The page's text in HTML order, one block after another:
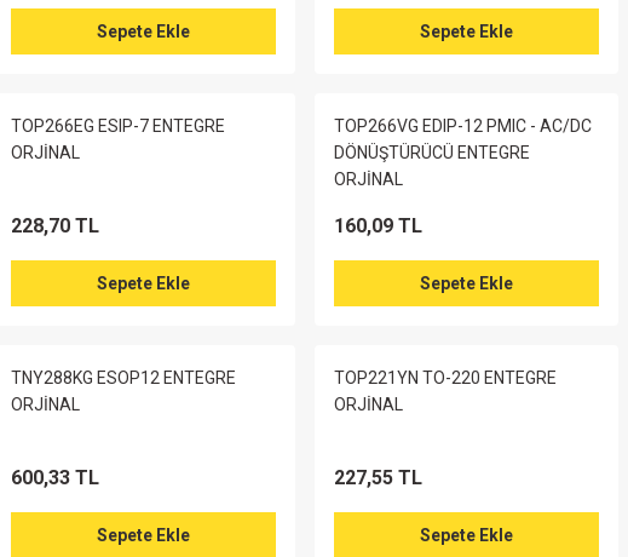
Sepete Ekle Sepete Ekle
TOP266EG ESIP-7 ENTEGRE
ORJİNAL
228,70 TL
Sepete Ekle
TOP266VG EDIP-12 PMIC - AC/DC
DÖNÜŞTÜRÜCÜ ENTEGRE
ORJİNAL
160,09 TL
Sepete Ekle
TNY288KG ESOP12 ENTEGRE
ORJİNAL
600,33 TL
Sepete Ekle
TOP221YN TO-220 ENTEGRE
ORJİNAL
227,55 TL
Sepete Ekle